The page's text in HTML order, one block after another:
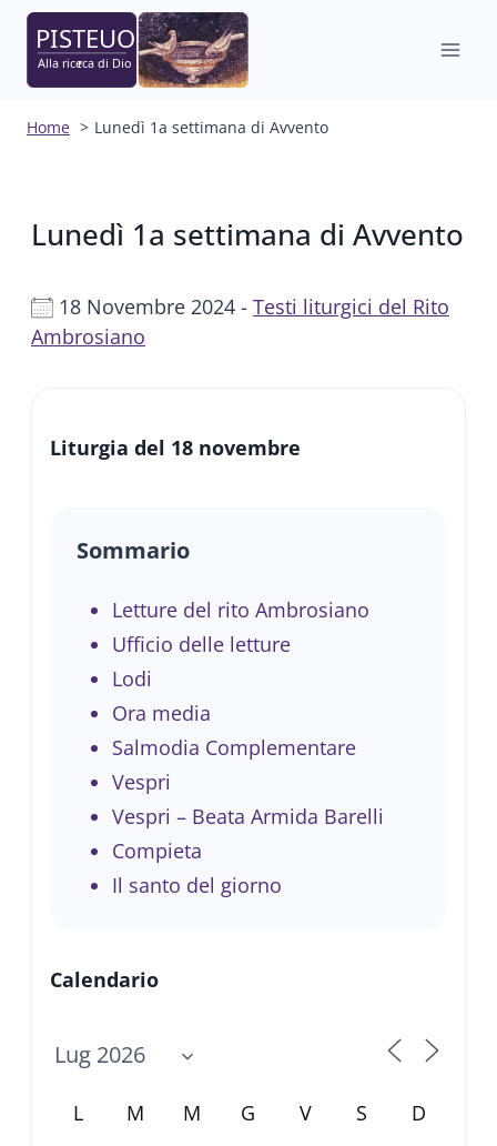
Salta
contenuto
Home Lunedì 1a settimana di Avvento
Lunedì 1a settimana di Avvento
18 Novembre 2024 - Testi liturgici del Rito
Ambrosiano
Liturgia del 18 novembre
Sommario
Letture del rito Ambrosiano
Ufficio delle letture
Lodi
Ora media
Salmodia Complementare
Vespri
Vespri – Beata Armida Barelli
Compieta
Il santo del giorno
Calendario
L M M G V S D